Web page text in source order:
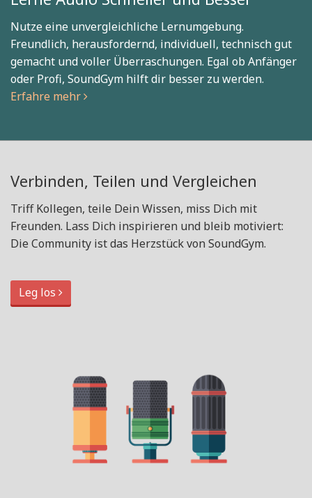
Nutze eine unvergleichliche Lernumgebung.
Freundlich, herausfordernd, individuell, technisch gut
gemacht und voller Überraschungen. Egal ob Anfänger
oder Profi, SoundGym hilft dir besser zu werden.
Erfahre mehr
Verbinden, Teilen und Vergleichen
Triff Kollegen, teile Dein Wissen, miss Dich mit
Freunden. Lass Dich inspirieren und bleib motiviert:
Die Community ist das Herzstück von SoundGym.
Leg los